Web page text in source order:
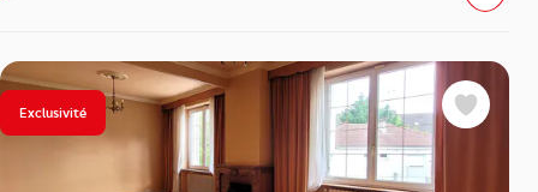
Exclusivité Favoris